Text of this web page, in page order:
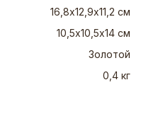
16,8х12,9х11,2 см
10,5х10,5х14 см
Золотой
0,4 кг